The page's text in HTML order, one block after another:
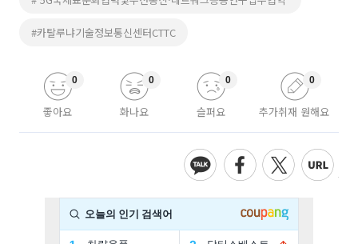
#카탈루냐기술정보통신센터CTTC
좋아요
0
화나요
0
슬퍼요
0
추가취재 원해요
0